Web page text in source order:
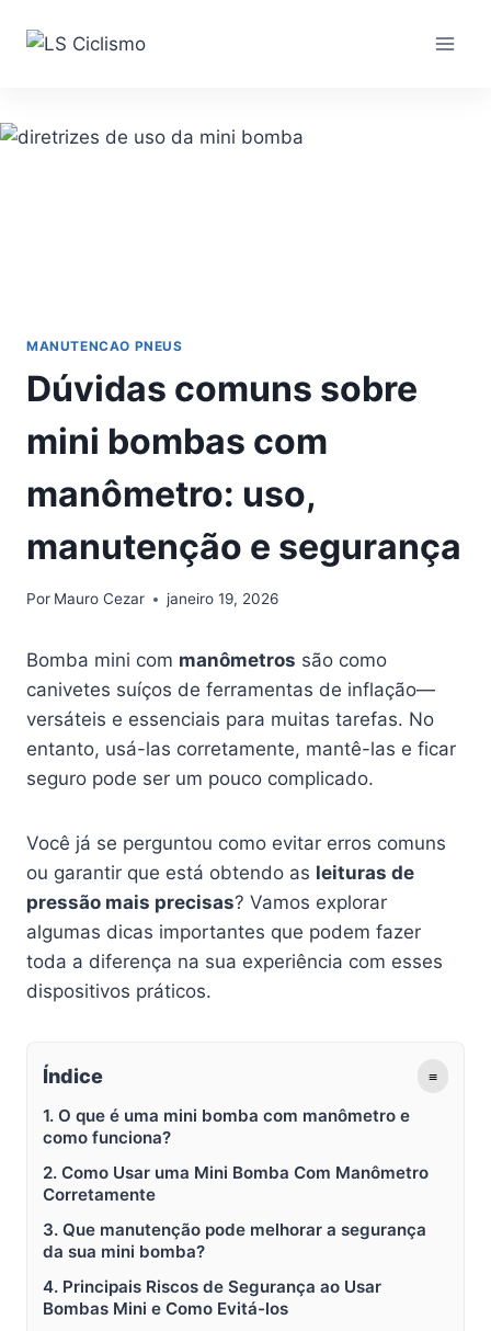
para
MANUTENCAO PNEUS
Dúvidas comuns sobre
mini bombas com
manômetro: uso,
manutenção e segurança
Por Mauro Cezar janeiro 19, 2026
Bomba mini com manômetros são como
canivetes suíços de ferramentas de inflação—
versáteis e essenciais para muitas tarefas. No
entanto, usá-las corretamente, mantê-las e ficar
seguro pode ser um pouco complicado.
Você já se perguntou como evitar erros comuns
ou garantir que está obtendo as leituras de
pressão mais precisas? Vamos explorar
algumas dicas importantes que podem fazer
toda a diferença na sua experiência com esses
dispositivos práticos.
Índice ≡
1. O que é uma mini bomba com manômetro e
como funciona?
2. Como Usar uma Mini Bomba Com Manômetro
Corretamente
3. Que manutenção pode melhorar a segurança
da sua mini bomba?
4. Principais Riscos de Segurança ao Usar
Bombas Mini e Como Evitá-los